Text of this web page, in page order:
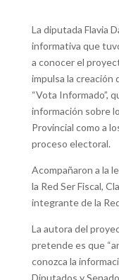
La diputada Flavia
informativa que
a conocer el
impulsa la creación
“Vota Informado”,
información sobre
Provincial como a
proceso electoral.
Acompañaron a la
la Red Ser Fiscal,
integrante de la
La autora del
pretende es que
conozca la